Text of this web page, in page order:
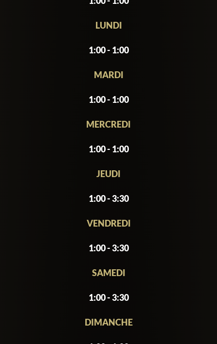
LUNDI
1:00 - 1:00
MARDI
1:00 - 1:00
MERCREDI
1:00 - 1:00
JEUDI
1:00 - 3:30
VENDREDI
1:00 - 3:30
SAMEDI
1:00 - 3:30
DIMANCHE